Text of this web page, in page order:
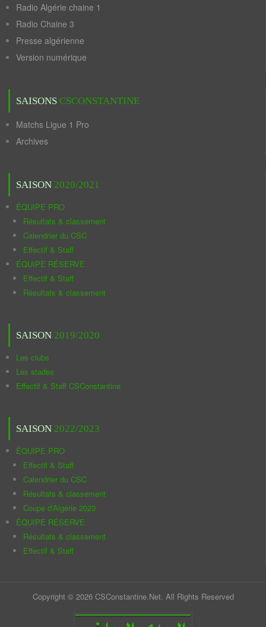
Radio Algérie chaine 1
Radio Chaine 3
Presse algérienne
Version numérique
SAISONS CSCONSTANTINE
Matchs Ligue 1 Pro
Archives
SAISON 2020/2021
ÉQUIPE PRO
Résultats & classement
Calendrier du CSC
Effectif & Staff
ÉQUIPE RÉSERVE
Effectif & Staff
Résultats & classement
SAISON 2019/2020
Les clubs
Les stades
Effectif & Staff CSConstantine
SAISON 2022/2023
ÉQUIPE PRO
Effectif & Staff
Calendrier du CSC
Résultats & classement
Coupe d'Algérie 2023
ÉQUIPE RÉSERVE
Résultats & classement
Effectif & Staff
Copyright © 2026 CSConstantine.Net. All Rights Reserved